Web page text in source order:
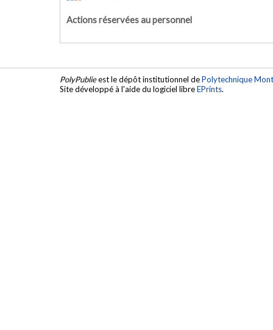
Actions réservées au personnel
PolyPublieest le dépôt institutionnel dePolytechnique
Site développé à l'aide du logiciel libreEPrints.